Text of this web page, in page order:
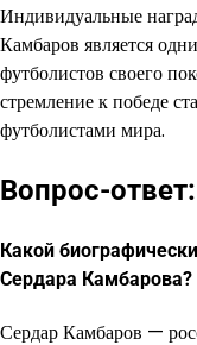
Индивидуальные
Камбаров является
футболистов своего
стремление к победе
футболистами мира.
Вопрос-ответ:
Какой
Сердара Камбарова?
Сердар Камбаров —